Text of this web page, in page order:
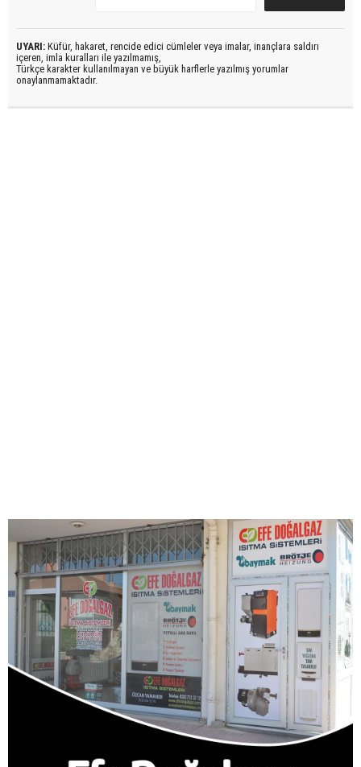
UYARI: Küfür, hakaret, rencide edici cümleler veya imalar, inançlara saldırı
içeren, imla kuralları ile yazılmamış,
Türkçe karakter kullanılmayan ve büyük harflerle yazılmış yorumlar
onaylanmamaktadır.